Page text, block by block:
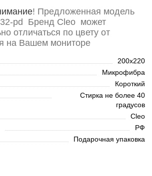
! Предложенная модель
pd Бренд Cleo может
отличаться по цвету от
на Вашем мониторе
200х220
Микрофибра
Короткий
Стирка не более 40
градусов
Cleo
РФ
Подарочная упаковка